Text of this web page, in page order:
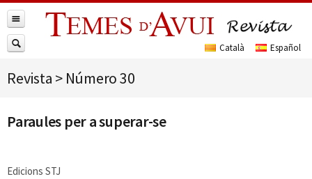
Revista > Número 30
Paraules per a superar-se
Edicions STJ